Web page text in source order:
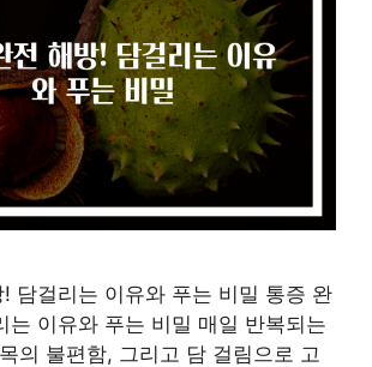
담걸리는 이유와 푸는 비밀 통증 완
는 이유와 푸는 비밀 매일 반복되는
의 불편함, 그리고 담 걸림으로 고